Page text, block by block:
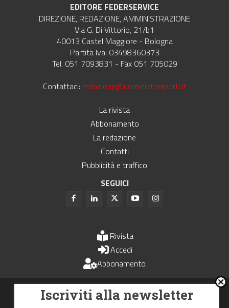
EDITORE FEDERSERVICE
DIREZIONE, REDAZIONE, AMMINISTRAZIONE
Via G. Di Vittorio, 21/b1
40013 Castel Maggiore - Bologna
Partita Iva: 03498360373
Tel. 051 7093831 - Fax 051 705029
Contattaci: redazione@uominietrasporti.it
La rivista
Abbonamento
La redazione
Contatti
Pubblicità e traffico
SEGUICI
Rivista
Accedi
Abbonamento
Uomini e Trasporti è un periodico associato all'Unione Stampa
Periodica Italiana - USPI
Iscriviti alla newsletter